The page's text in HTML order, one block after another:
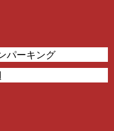
パーキング